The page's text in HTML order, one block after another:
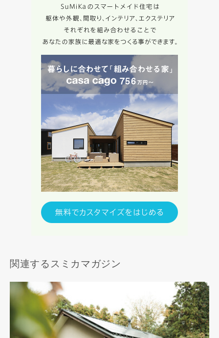
関連するスミカマガジン